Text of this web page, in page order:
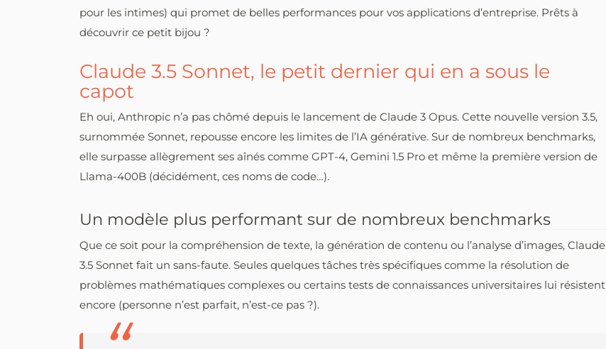
pour les intimes) qui promet de belles performances pour vos applications d’entreprise. Prêts à
découvrir ce petit bijou ?
Claude 3.5 Sonnet, le petit dernier qui en a sous le
capot
Eh oui, Anthropic n’a pas chômé depuis le lancement de Claude 3 Opus. Cette nouvelle version 3.5,
surnommée Sonnet, repousse encore les limites de l’IA générative. Sur de nombreux benchmarks,
elle surpasse allègrement ses aînés comme GPT-4, Gemini 1.5 Pro et même la première version de
Llama-400B (décidément, ces noms de code…).
Un modèle plus performant sur de nombreux benchmarks
Que ce soit pour la compréhension de texte, la génération de contenu ou l’analyse d’images, Claude
3.5 Sonnet fait un sans-faute. Seules quelques tâches très spécifiques comme la résolution de
problèmes mathématiques complexes ou certains tests de connaissances universitaires lui résistent
encore (personne n’est parfait, n’est-ce pas ?).